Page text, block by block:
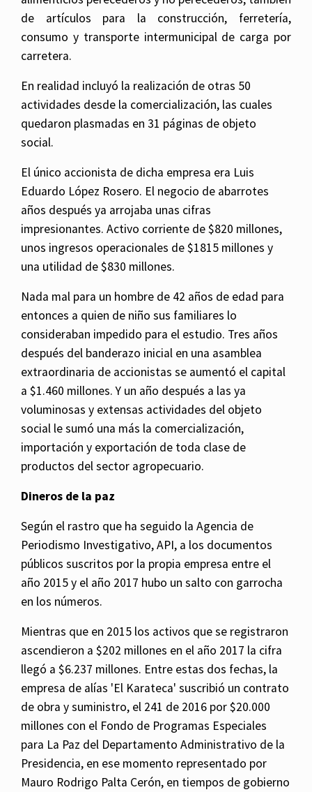
de artículos para la construcción, ferretería,
consumo y transporte intermunicipal de carga por
carretera.
En realidad incluyó la realización de otras 50
actividades desde la comercialización, las cuales
quedaron plasmadas en 31 páginas de objeto
social.
El único accionista de dicha empresa era Luis
Eduardo López Rosero. El negocio de abarrotes
años después ya arrojaba unas cifras
impresionantes. Activo corriente de $820 millones,
unos ingresos operacionales de $1815 millones y
una utilidad de $830 millones.
Nada mal para un hombre de 42 años de edad para
entonces a quien de niño sus familiares lo
consideraban impedido para el estudio. Tres años
después del banderazo inicial en una asamblea
extraordinaria de accionistas se aumentó el capital
a $1.460 millones. Y un año después a las ya
voluminosas y extensas actividades del objeto
social le sumó una más la comercialización,
importación y exportación de toda clase de
productos del sector agropecuario.
Dineros de la paz
Según el rastro que ha seguido la Agencia de
Periodismo Investigativo, API, a los documentos
públicos suscritos por la propia empresa entre el
año 2015 y el año 2017 hubo un salto con garrocha
en los números.
Mientras que en 2015 los activos que se registraron
ascendieron a $202 millones en el año 2017 la cifra
llegó a $6.237 millones. Entre estas dos fechas, la
empresa de alías 'El Karateca' suscribió un contrato
de obra y suministro, el 241 de 2016 por $20.000
millones con el Fondo de Programas Especiales
para La Paz del Departamento Administrativo de la
Presidencia, en ese momento representado por
Mauro Rodrigo Palta Cerón, en tiempos de gobierno